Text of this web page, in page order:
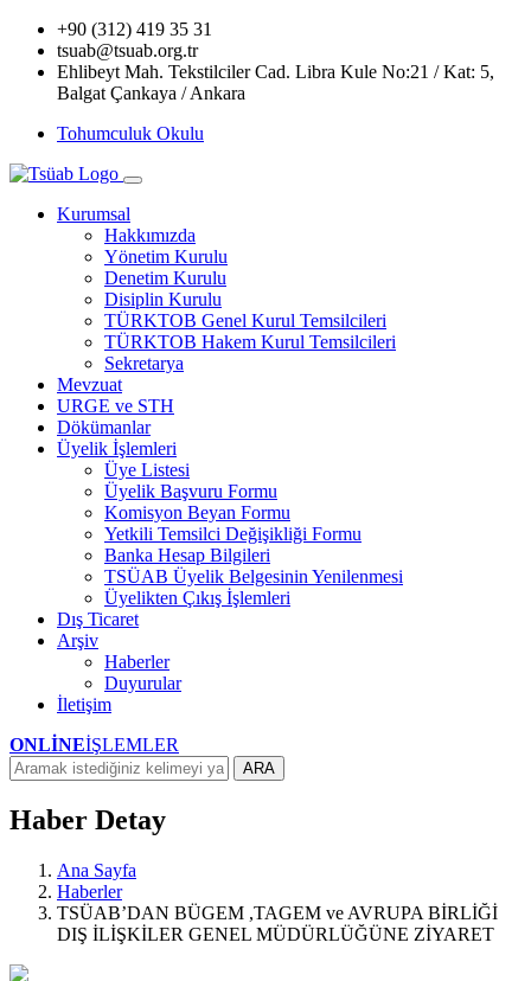
+90 (312) 419 35 31
tsuab@tsuab.org.tr
Ehlibeyt Mah. Tekstilciler Cad. Libra Kule No:21 / Kat: 5,
Balgat Çankaya / Ankara
Tohumculuk Okulu
Kurumsal
Hakkımızda
Yönetim Kurulu
Denetim Kurulu
Disiplin Kurulu
TÜRKTOB Genel Kurul Temsilcileri
TÜRKTOB Hakem Kurul Temsilcileri
Sekretarya
Mevzuat
URGE ve STH
Dökümanlar
Üyelik İşlemleri
Üye Listesi
Üyelik Başvuru Formu
Komisyon Beyan Formu
Yetkili Temsilci Değişikliği Formu
Banka Hesap Bilgileri
TSÜAB Üyelik Belgesinin Yenilenmesi
Üyelikten Çıkış İşlemleri
Dış Ticaret
Arşiv
Haberler
Duyurular
İletişim
ONLİNEİŞLEMLER
ARA
Haber Detay
Ana Sayfa
Haberler
TSÜAB’DAN BÜGEM ,TAGEM ve AVRUPA BİRLİĞİ
DIŞ İLİŞKİLER GENEL MÜDÜRLÜĞÜNE ZİYARET